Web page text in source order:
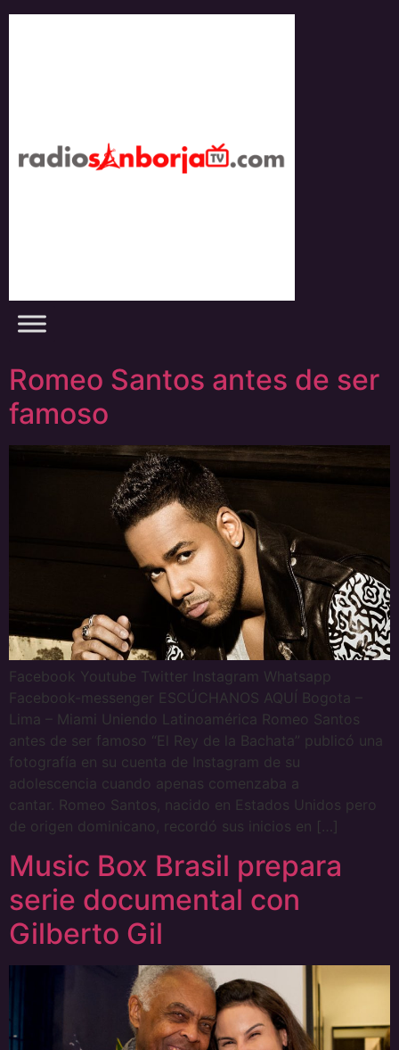
Skip
Romeo Santos antes de ser
famoso
Facebook Youtube Twitter Instagram Whatsapp
Facebook-messenger ESCÚCHANOS AQUÍ Bogota –
Lima – Miami Uniendo Latinoamérica Romeo Santos
antes de ser famoso “El Rey de la Bachata” publicó una
fotografía en su cuenta de Instagram de su
adolescencia cuando apenas comenzaba a
cantar. Romeo Santos, nacido en Estados Unidos pero
de origen dominicano, recordó sus inicios en […]
Music Box Brasil prepara
serie documental con
Gilberto Gil